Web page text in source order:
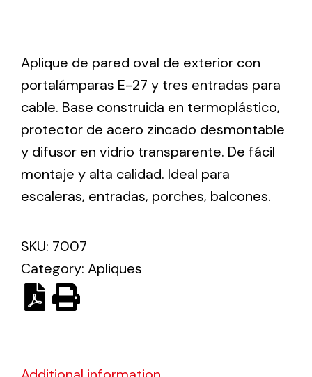
Ventilation
The incorporation of Novovent into the group
meant a greater offer of ventilation products for
different uses
Iluminación Solar
Aplique de pared oval de exterior con
portalámparas E-27 y tres entradas para
cable. Base construida en termoplástico,
protector de acero zincado desmontable
y difusor en vidrio transparente. De fácil
montaje y alta calidad. Ideal para
escaleras, entradas, porches, balcones.
SKU: 7007
Category: Apliques